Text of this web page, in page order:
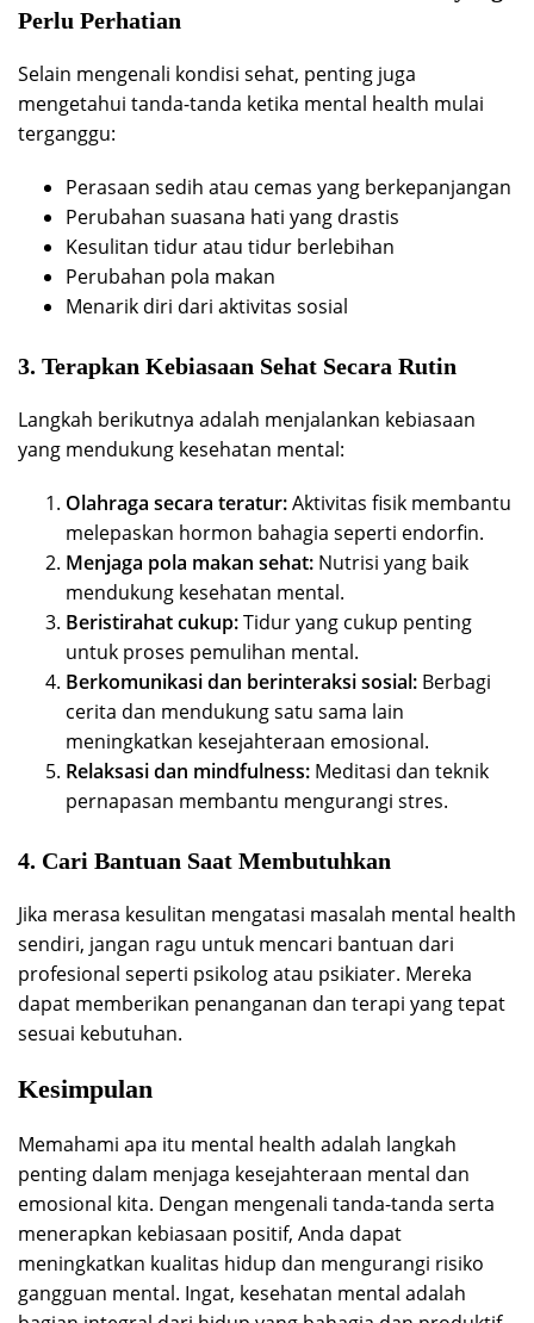
Perlu Perhatian
Selain mengenali kondisi sehat, penting juga
mengetahui tanda-tanda ketika mental health mulai
terganggu:
Perasaan sedih atau cemas yang berkepanjangan
Perubahan suasana hati yang drastis
Kesulitan tidur atau tidur berlebihan
Perubahan pola makan
Menarik diri dari aktivitas sosial
3. Terapkan Kebiasaan Sehat Secara Rutin
Langkah berikutnya adalah menjalankan kebiasaan
yang mendukung kesehatan mental:
Olahraga secara teratur:Aktivitas fisik membantu
melepaskan hormon bahagia seperti endorfin.
Menjaga pola makan sehat: Nutrisi yang baik
mendukung kesehatan mental.
Beristirahat cukup:Tidur yang cukup penting
untuk proses pemulihan mental.
Berkomunikasi dan berinteraksi sosial: Berbagi
cerita dan mendukung satu sama lain
meningkatkan kesejahteraan emosional.
Relaksasi dan mindfulness: Meditasi dan teknik
pernapasan membantu mengurangi stres.
4. Cari Bantuan Saat Membutuhkan
Jika merasa kesulitan mengatasi masalah mental health
sendiri, jangan ragu untuk mencari bantuan dari
profesional seperti psikolog atau psikiater. Mereka
dapat memberikan penanganan dan terapi yang tepat
sesuai kebutuhan.
Kesimpulan
Memahami apa itu mental health adalah langkah
penting dalam menjaga kesejahteraan mental dan
emosional kita. Dengan mengenali tanda-tanda serta
menerapkan kebiasaan positif, Anda dapat
meningkatkan kualitas hidup dan mengurangi risiko
gangguan mental. Ingat, kesehatan mental adalah